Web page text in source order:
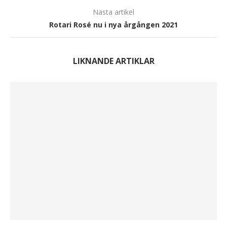
Nästa artikel
Rotari Rosé nu i nya årgången 2021
LIKNANDE ARTIKLAR